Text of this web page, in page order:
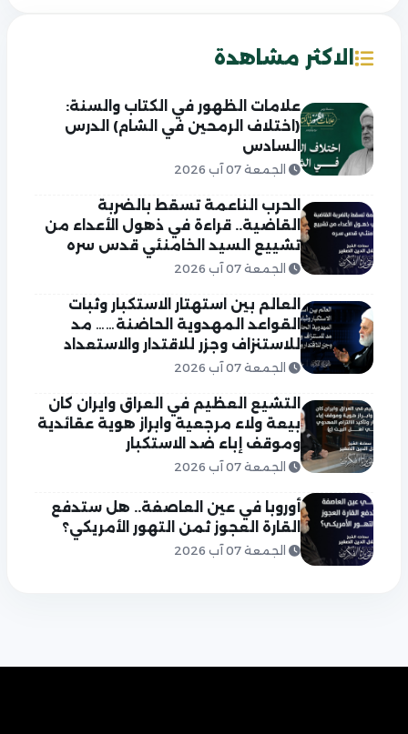
الاكثر مشاهدة
علامات الظهور في الكتاب والسنة:
(اختلاف الرمحين في الشام) الدرس
السادس
الجمعة 07 آب 2026
الحرب الناعمة تسقط بالضربة
القاضية.. قراءة في ذهول الأعداء من
تشييع السيد الخامنئي قدس سره
الجمعة 07 آب 2026
العالم بين استهتار الاستكبار وثبات
القواعد المهدوية الحاضنة…… مد
للاستنزاف وجزر للاقتدار والاستعداد
الجمعة 07 آب 2026
التشيع العظيم في العراق وايران كان
بيعة ولاء مرجعية وابراز هوية عقائدية
وموقف إباء ضد الاستكبار
الجمعة 07 آب 2026
أوروبا في عين العاصفة.. هل ستدفع
القارة العجوز ثمن التهور الأمريكي؟
الجمعة 07 آب 2026